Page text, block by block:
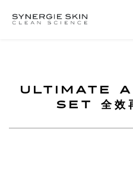
ULTIMATE
SET 全效